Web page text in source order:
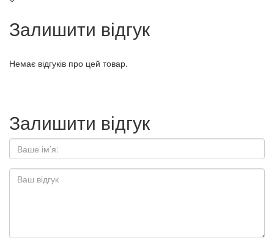
Залишити відгук
Немає відгуків про цей товар.
Залишити відгук